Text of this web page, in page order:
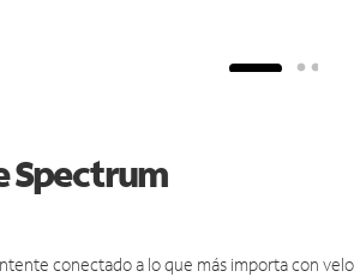
Spectrum
conectado a lo que más importa con